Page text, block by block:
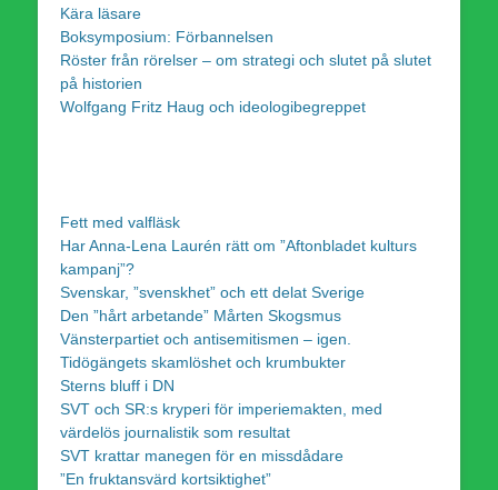
Kära läsare
Boksymposium: Förbannelsen
Röster från rörelser – om strategi och slutet på slutet
på historien
Wolfgang Fritz Haug och ideologibegreppet
Fett med valfläsk
Har Anna-Lena Laurén rätt om ”Aftonbladet kulturs
kampanj”?
Svenskar, ”svenskhet” och ett delat Sverige
Den ”hårt arbetande” Mårten Skogsmus
Vänsterpartiet och antisemitismen – igen.
Tidögängets skamlöshet och krumbukter
Sterns bluff i DN
SVT och SR:s kryperi för imperiemakten, med
värdelös journalistik som resultat
SVT krattar manegen för en missdådare
”En fruktansvärd kortsiktighet”